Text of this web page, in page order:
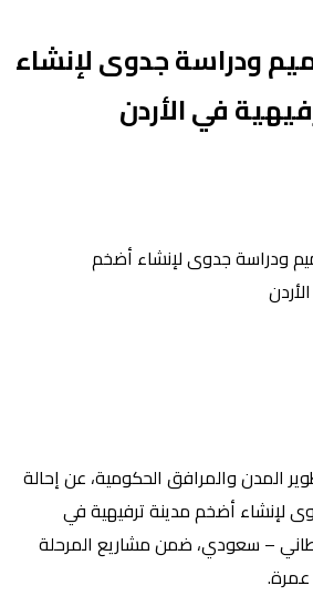
ودراسة جدوى لإنشاء
في الأردن
المدن والمرافق الحكومية، عن إحالة
لإنشاء أضخم مدينة ترفيهية في
– سعودي، ضمن مشاريع المرحلة